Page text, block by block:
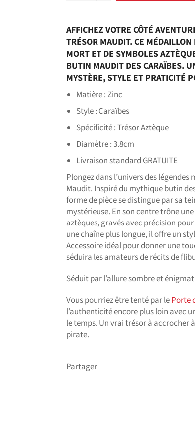
AFFICHEZ VOTRE CÔTÉ
TRÉSOR MAUDIT. CE
MORT ET DE SYMBOLES
BUTIN MAUDIT DES CARAÏBES.
MYSTÈRE, STYLE ET PRATICITÉ
Matière : Zinc
Style : Caraïbes
Spécificité : Trésor Aztèque
Diamètre : 3.8cm
Livraison standard GRATUITE
Plongez dans l’univers des
Maudit. Inspiré du mythique butin
forme de pièce se distingue par sa
mystérieuse. En son centre trône
aztèques, gravés avec précision
une chaîne plus longue, il offre un
Accessoire idéal pour donner une
séduira les amateurs de récits de
Séduit par l’allure sombre et
Vous pourriez être tenté par lePorte
l’authenticité encore plus loin avec
le temps. Un vrai trésor à accrocher
pirate.
Partager